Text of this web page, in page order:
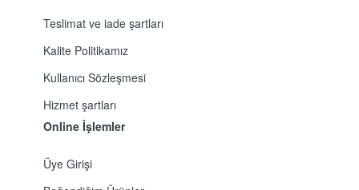
Teslimat ve iade şartları
Kalite Politikamız
Kullanıcı Sözleşmesi
Hizmet şartları
Online İşlemler
Üye Girişi